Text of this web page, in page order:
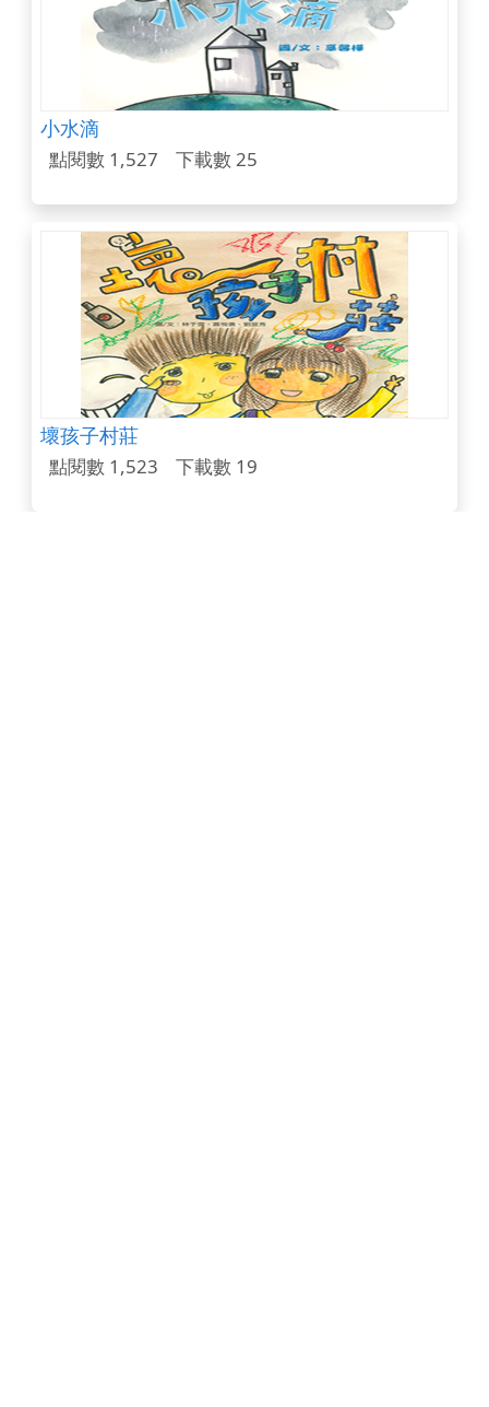
小水滴
點閱數 1,527 下載數 25
壞孩子村莊
點閱數 1,523 下載數 19